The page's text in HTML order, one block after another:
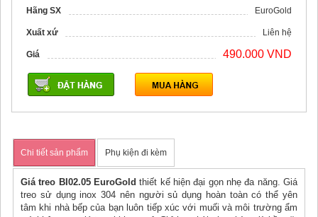
Hãng SX EuroGold
Xuất xứ Liên hệ
Giá 490.000 VND
Chi tiết sản phẩm Phụ kiện đi kèm
Giá treo BI02.05 EuroGold thiết kế hiện đại gọn nhẹ đa năng. Giá
treo sử dụng inox 304 nên người sủ dụng hoàn toàn có thể yên
tâm khi nhà bếp của bạn luôn tiếp xúc với muối và môi trường ẩm